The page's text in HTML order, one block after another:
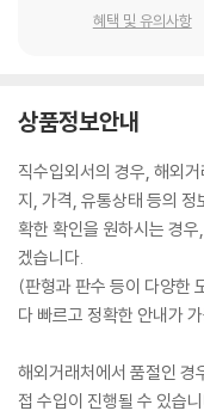
혜택 및 유의사항
상품정보안내
직수입외서의 경우, 해외
지, 가격, 유통상태 등의 정
확한 확인을 원하시는 경
겠습니다.
(판형과 판수 등이 다양한
다 빠르고 정확한 안내가
해외거래처에서 품절인 경
접 수입이 진행될 수 있습